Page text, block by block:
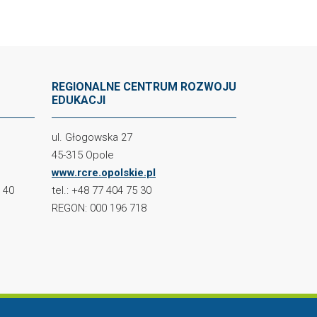
40
REGIONALNE CENTRUM ROZWOJU
EDUKACJI
ul. Głogowska 27
45-315 Opole
www.rcre.opolskie.pl
tel.: +48 77 404 75 30
REGON: 000 196 718